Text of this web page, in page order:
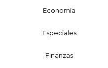
Economía
Especiales
Finanzas